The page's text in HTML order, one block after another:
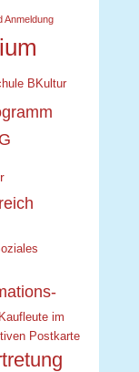
Anmeldung
BKultur
Kaufleute im
Postkarte